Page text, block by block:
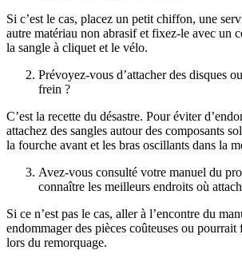
Si c’est le cas, placez un petit chiffon, une
autre matériau non abrasif et fixez-le avec un
la sangle à cliquet et le vélo.
Prévoyez-vous d’attacher des disques
frein ?
C’est la recette du désastre. Pour éviter
attachez des sangles autour des composants
la fourche avant et les bras oscillants dans la
Avez-vous consulté votre manuel du
connaître les meilleurs endroits où
Si ce n’est pas le cas, aller à l’encontre du
endommager des pièces coûteuses ou
lors du remorquage.